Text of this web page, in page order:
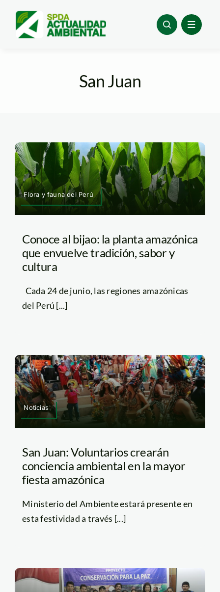
content
San Juan
Flora y fauna del Perú
Conoce al bijao: la planta amazónica
que envuelve tradición, sabor y
cultura
Cada 24 de junio, las regiones amazónicas
del Perú [...]
Noticias
San Juan: Voluntarios crearán
conciencia ambiental en la mayor
fiesta amazónica
Ministerio del Ambiente estará presente en
esta festividad a través [...]